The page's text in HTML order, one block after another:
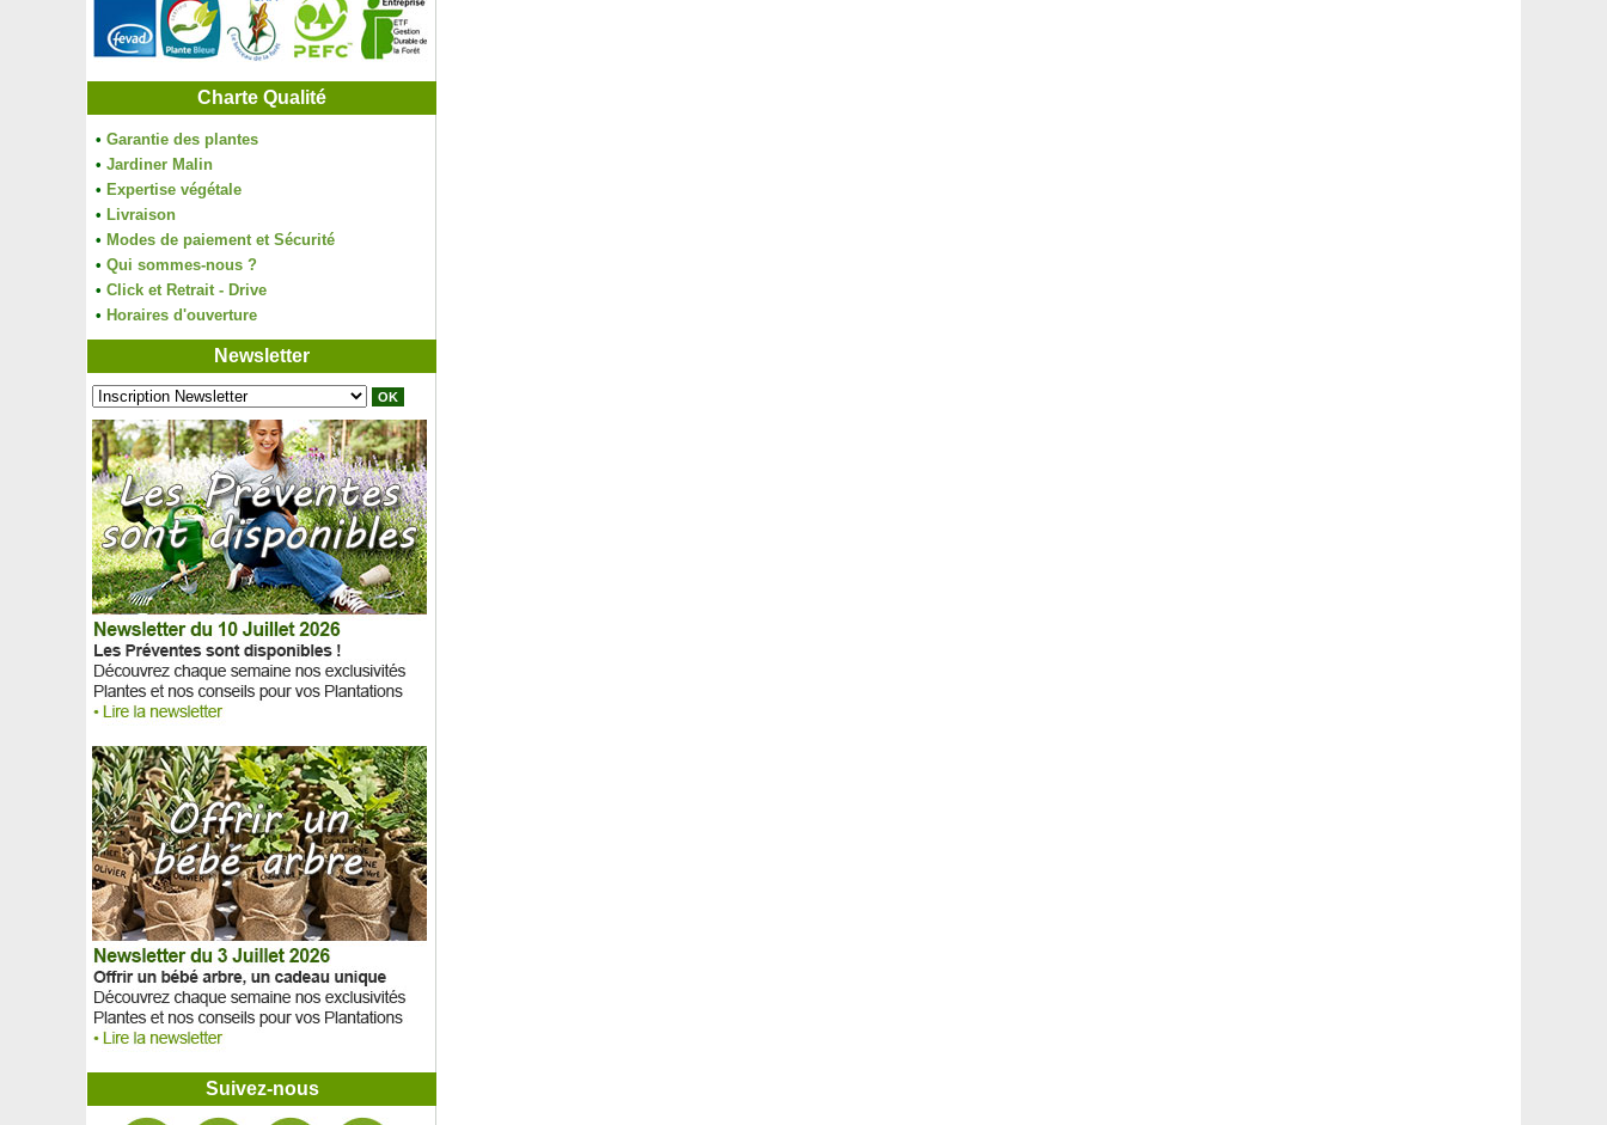
Charte Qualité
• Garantie des plantes
• Jardiner Malin
• Expertise végétale
• Livraison
• Modes de paiement et Sécurité
• Qui sommes-nous ?
• Click et Retrait - Drive
• Horaires d'ouverture
Newsletter
Suivez-nous